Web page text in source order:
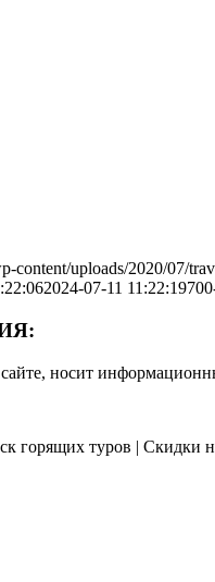
content/uploads/2020/07/
2024-07-11 11:22:19
носит
туров | Скидки